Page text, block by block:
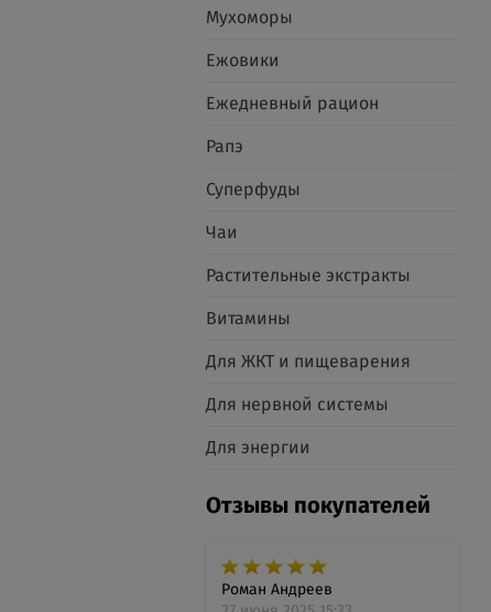
Мухоморы
Ежовики
Ежедневный рацион
Рапэ
Суперфуды
Чаи
Растительные экстракты
Витамины
Для ЖКТ и пищеварения
Для нервной системы
Для энергии
Отзывы покупателей
Роман Андреев